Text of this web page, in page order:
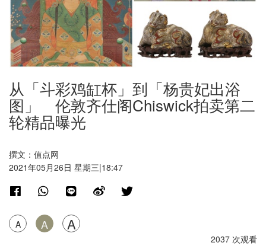
从「斗彩鸡缸杯」到「杨贵妃出浴
图」 伦敦齐仕阁Chiswick拍卖第二
轮精品曝光
撰文：值点网
2021年05月26日 星期三|18:47
A A A
2037 次观看